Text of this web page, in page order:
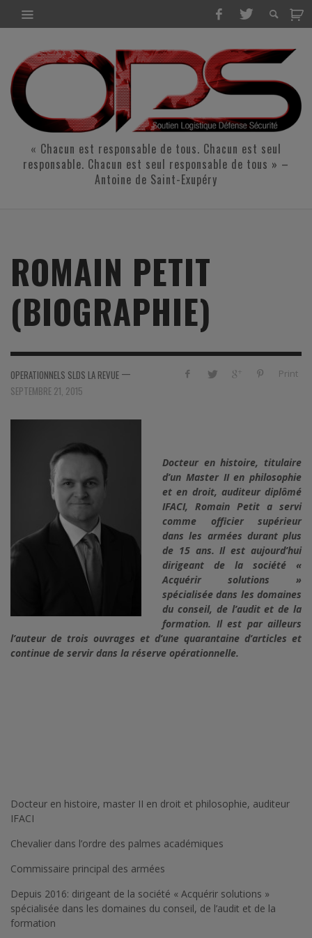
« Chacun est responsable de tous. Chacun est seul
responsable. Chacun est seul responsable de tous » –
Antoine de Saint-Exupéry
ROMAIN PETIT
(BIOGRAPHIE)
Print
OPERATIONNELS SLDS LA REVUE —
SEPTEMBRE 21, 2015
Docteur en histoire, titulaire
d’un Master II en philosophie
et en droit, auditeur diplômé
IFACI, Romain Petit a servi
comme officier supérieur
dans les armées durant plus
de 15 ans. Il est aujourd’hui
dirigeant de la société «
Acquérir solutions »
spécialisée dans les domaines
du conseil, de l’audit et de la
formation. Il est par ailleurs
l’auteur de trois ouvrages et d’une quarantaine d’articles et
continue de servir dans la réserve opérationnelle.
Docteur en histoire, master II en droit et philosophie, auditeur
IFACI
Chevalier dans l’ordre des palmes académiques
Commissaire principal des armées
Depuis 2016: dirigeant de la société « Acquérir solutions »
spécialisée dans les domaines du conseil, de l’audit et de la
formation